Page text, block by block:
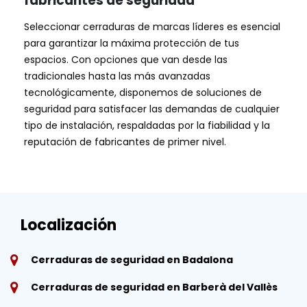
Seleccionar cerraduras de marcas líderes es esencial
para garantizar la máxima protección de tus
espacios. Con opciones que van desde las
tradicionales hasta las más avanzadas
tecnológicamente, disponemos de soluciones de
seguridad para satisfacer las demandas de cualquier
tipo de instalación, respaldadas por la fiabilidad y la
reputación de fabricantes de primer nivel.
Localización
Cerraduras de seguridad en Badalona
Cerraduras de seguridad en Barberà del Vallès